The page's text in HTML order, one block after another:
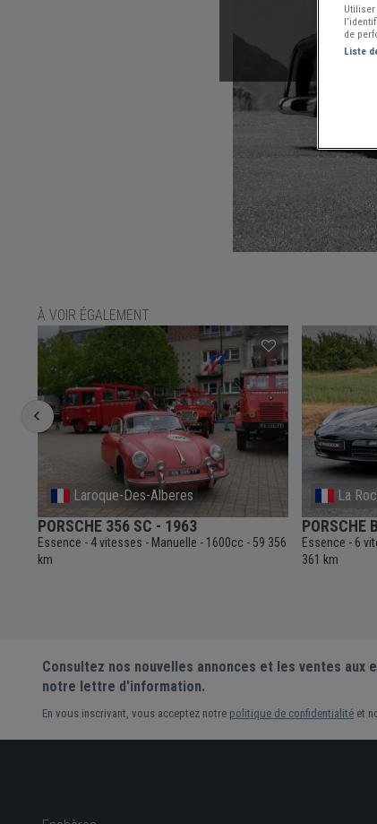
À VOIR ÉGALEMENT
Laroque-Des-Alberes
PORSCHE 356 SC - 1963
Essence - 4 vitesses - Manuelle - 1600cc - 59 356
km
La
PORSCHE
Essence - 6
361 km
Consultez nos nouvelles annonces et les ventes aux
notre lettre d'information.
En vous inscrivant, vous acceptez notre politique de confidentialité et
de
Liste